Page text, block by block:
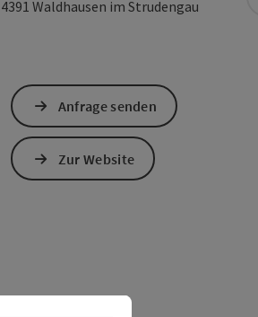
4391 Waldhausen im Strudengau
Anfrage senden
Zur Website